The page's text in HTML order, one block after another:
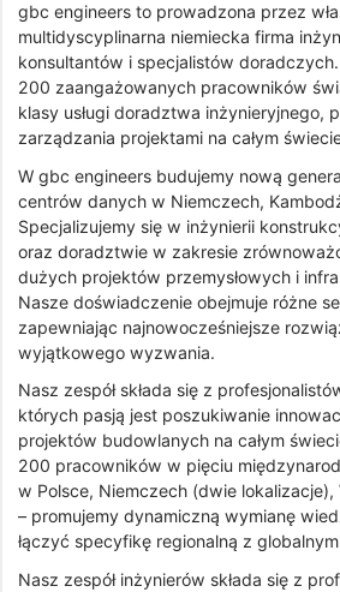
gbc engineers to prowadzona przez
multidyscyplinarna niemiecka firma
konsultantów i specjalistów doradczych.
200 zaangażowanych pracowników
klasy usługi doradztwa inżynieryjnego,
zarządzania projektami na całym
W gbc engineers budujemy nową
centrów danych w Niemczech,
Specjalizujemy się w inżynierii
oraz doradztwie w zakresie
dużych projektów przemysłowych i
Nasze doświadczenie obejmuje różne
zapewniając najnowocześniejsze
wyjątkowego wyzwania.
Nasz zespół składa się z
których pasją jest poszukiwanie
projektów budowlanych na całym
200 pracowników w pięciu
w Polsce, Niemczech (dwie lokalizacje),
– promujemy dynamiczną wymianę
łączyć specyfikę regionalną z
Nasz zespół inżynierów składa się z